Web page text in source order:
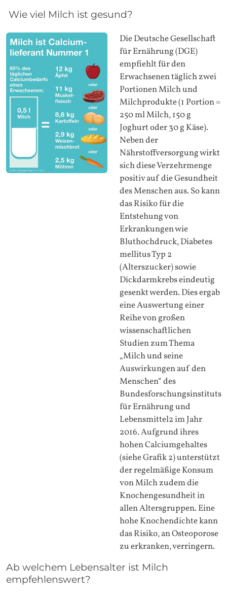
Wie viel Milch ist gesund?
Die Deutsche Gesellschaft
für Ernährung (DGE)
empfiehlt für den
Erwachsenen täglich zwei
Portionen Milch und
Milchprodukte (1 Portion =
250 ml Milch, 150 g
Joghurt oder 30 g Käse).
Neben der
Nährstoffversorgung wirkt
sich diese Verzehrmenge
positiv auf die Gesundheit
des Menschen aus. So kann
das Risiko für die
Entstehung von
Erkrankungen wie
Bluthochdruck, Diabetes
mellitus Typ 2
(Alterszucker) sowie
Dickdarmkrebs eindeutig
gesenkt werden. Dies ergab
eine Auswertung einer
Reihe von großen
wissenschaftlichen
Studien zum Thema
„Milch und seine
Auswirkungen auf den
Menschen“ des
Bundesforschungsinstituts
für Ernährung und
Lebensmittel2 im Jahr
2016. Aufgrund ihres
hohen Calciumgehaltes
(siehe Grafik 2) unterstützt
der regelmäßige Konsum
von Milch zudem die
Knochengesundheit in
allen Altersgruppen. Eine
hohe Knochendichte kann
das Risiko, an Osteoporose
zu erkranken, verringern.
Ab welchem Lebensalter ist Milch
empfehlenswert?